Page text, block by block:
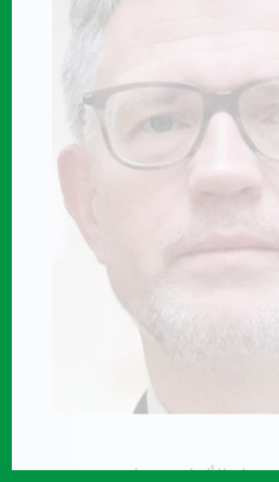
الألماني شولتس
لأوكرانيا وضع